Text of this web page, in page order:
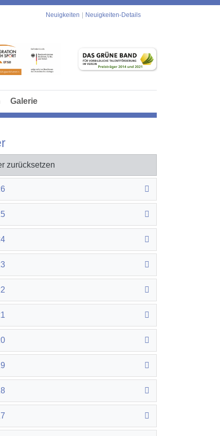
Neuigkeiten Neuigkeiten-Details
Galerie
zurücksetzen